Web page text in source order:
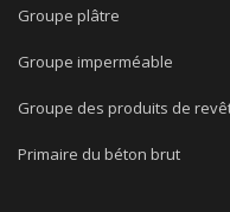
Groupe plâtre
Groupe imperméable
Groupe des produits de
Primaire du béton brut